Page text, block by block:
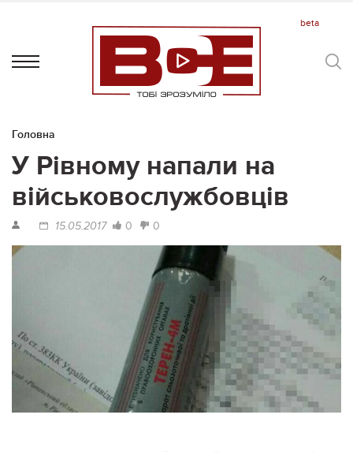
Головна
У Рівному напали на
військовослужбовців
15.05.2017 0 0